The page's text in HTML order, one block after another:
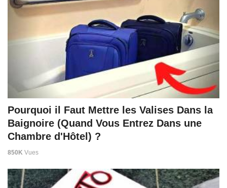
Pourquoi il Faut Mettre les Valises Dans la
Baignoire (Quand Vous Entrez Dans une
Chambre d'Hôtel) ?
850K Vues